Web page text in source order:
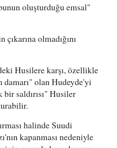
oluşturduğu emsal"
olmadığını
Husilere karşı, özellikle
damarı" olan Hudeyde'yi
saldırısı" Husiler
halinde Suudi
kapanması nedeniyle